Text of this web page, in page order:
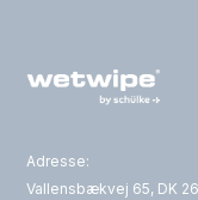
Adresse:
Vallensbækvej 65, DK